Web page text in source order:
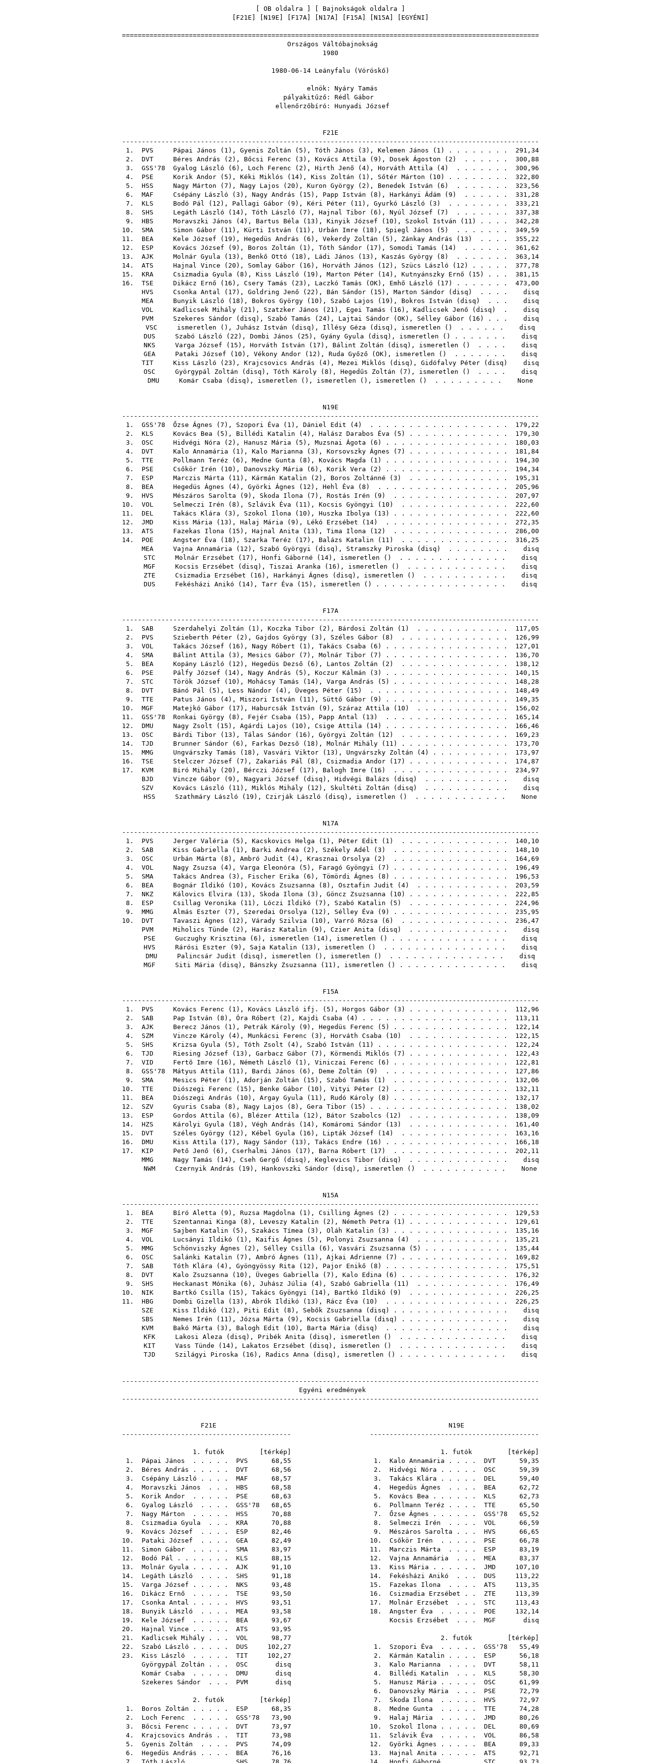
OB oldalra Bajnokságok oldalra
F21E N19E F17A N17A F15A N15A EGYÉNI
==========================================================================================================
Országos Váltóbajnokság
1980
1980-06-14 Leányfalu (Vöröskő)
elnök: Nyáry Tamás
pályakitűző: Rédl Gábor
ellenőrzőbíró: Hunyadi József
F21E
----------------------------------------------------------------------------------------------------------
1. PVS Pápai János ( 1 ), Gyenis Zoltán ( 5 ), Tóth János ( 3 ), Kelemen János ( 1 ) . . . . . . . . 291,34
2. DVT Béres András ( 2 ), Bőcsi Ferenc ( 3 ), Kovács Attila ( 9 ), Dosek Ágoston ( 2 ) . . . . . . 300,88
3. GSS'78 Gyalog László ( 6 ), Loch Ferenc ( 2 ), Hirth Jenő ( 4), Horváth Attila ( 4) . . . . . . . 300,96
4. PSE Korik Andor ( 5 ), Kéki Miklós ( 14), Kiss Zoltán ( 1 ), Sőtér Márton ( 10 ) . . . . . . . . 322,80
5. HSS Nagy Márton ( 7 ), Nagy Lajos ( 20 ), Kuron György ( 2 ), Benedek István ( 6 ) . . . . . . . 323,56
6. MAF Csépány László ( 3 ), Nagy András ( 15 ), Papp István ( 8 ), Harkányi Ádám ( 9 ) . . . . . . 331,28
7. KLS Bodó Pál ( 12 ), Pallagi Gábor ( 9 ), Kéri Péter ( 11 ), Gyurkó László ( 3 ) . . . . . . . . 333,21
8. SHS Legáth László ( 14), Tóth László ( 7 ), Hajnal Tibor ( 6 ), Nyúl József ( 7 ) . . . . . . . 337,38
9. HBS Moravszki János ( 4), Bartus Béla ( 13 ), Kinyik József ( 10 ), Szokol István ( 11 ) . . . . 342,28
10. SMA Simon Gábor ( 11 ), Kürti István ( 11 ), Urbán Imre ( 18 ), Spiegl János ( 5 ) . . . . . . . 349,59
11. BEA Kele József ( 19 ), Hegedüs András ( 6 ), Vekerdy Zoltán ( 5 ), Zánkay András ( 13 ) . . . . 355,22
12. ESP Kovács József ( 9 ), Boros Zoltán ( 1 ), Tóth Sándor ( 17 ), Somodi Tamás ( 14) . . . . . . 361,62
13. AJK Molnár Gyula ( 13 ), Benkő Ottó ( 18 ), Ládi János ( 13 ), Kaszás György ( 8 ) . . . . . . . 363,14
14. ATS Hajnal Vince ( 20 ), Somlay Gábor ( 16 ), Horváth János ( 12 ), Szücs László ( 12 ) . . . . . 377,78
15. KRA Csizmadia Gyula ( 8 ), Kiss László ( 19 ), Marton Péter ( 14), Kutnyánszky Ernő ( 15 ) . . . 381,15
16. TSE Dikácz Ernő ( 16 ), Csery Tamás ( 23 ), Laczkó Tamás ( OK), Emhő László ( 17 ) . . . . . . . 473,00
HVS
Csonka Antal ( 17 ), Goldring Jenő ( 22 ), Bán Sándor ( 15 ), Marton Sándor ( disq ) . . . . disq
MEA
Bunyik László ( 18 ), Bokros György ( 10 ), Szabó Lajos ( 19 ), Bokros István ( disq ) . . . disq
VOL
Kadlicsek Mihály ( 21 ), Szatzker János ( 21 ), Egei Tamás ( 16 ), Kadlicsek Jenő ( disq ) . disq
PVM
Szekeres Sándor ( disq ), Szabó Tamás ( 24), Lajtai Sándor ( OK), Sélley Gábor ( 16 ) . . . disq
VSC ismeretlen (), Juhász István ( disq ), Illésy Géza ( disq ), ismeretlen () . . . . . . disq
DUS
Szabó László ( 22 ), Dombi János ( 25 ), Gyány Gyula ( disq ), ismeretlen () . . . . . . . disq
NKS
Varga József ( 15 ), Horváth István ( 17 ), Bálint Zoltán ( disq ), ismeretlen () . . . . disq
GEA
Pataki József ( 10 ), Vékony Andor ( 12 ), Ruda Győző ( OK), ismeretlen () . . . . . . . disq
TIT
Kiss László ( 23 ), Krajcsovics András ( 4), Mezei Miklós ( disq ), Gidófalvy Péter ( disq ) disq
OSC
Györgypál Zoltán ( disq ), Tóth Károly ( 8 ), Hegedűs Zoltán ( 7 ), ismeretlen () . . . . disq
DMU
Komár Csaba ( disq ), ismeretlen (), ismeretlen (), ismeretlen () . . . . . . . . . None
N19E
----------------------------------------------------------------------------------------------------------
1. GSS'78 Őzse Ágnes ( 7 ), Szopori Éva ( 1 ), Dániel Edit ( 4) . . . . . . . . . . . . . . . . . . 179,22
2. KLS Kovács Bea ( 5 ), Billédi Katalin ( 4), Halász Darabos Éva ( 5 ) . . . . . . . . . . . . . 179,30
3. OSC Hidvégi Nóra ( 2 ), Hanusz Mária ( 5 ), Muzsnai Ágota ( 6 ) . . . . . . . . . . . . . . . . 180,03
4. DVT Kalo Annamária ( 1 ), Kalo Marianna ( 3 ), Korsovszky Ágnes ( 7 ) . . . . . . . . . . . . . 181,84
5. TTE Pollmann Teréz ( 6 ), Medne Gunta ( 8 ), Kovács Magda ( 1 ) . . . . . . . . . . . . . . . . 194,30
6. PSE Csőkör Irén ( 10 ), Danovszky Mária ( 6 ), Korik Vera ( 2 ) . . . . . . . . . . . . . . . . 194,34
7. ESP Marczis Márta ( 11 ), Kármán Katalin ( 2 ), Boros Zoltánné ( 3 ) . . . . . . . . . . . . . 195,31
8. BEA Hegedüs Ágnes ( 4), Györki Ágnes ( 12 ), Hehl Éva ( 8 ) . . . . . . . . . . . . . . . . . 205,96
9. HVS Mészáros Sarolta ( 9 ), Skoda Ilona ( 7 ), Rostás Irén ( 9 ) . . . . . . . . . . . . . . . 207,97
10. VOL Selmeczi Irén ( 8 ), Szlávik Éva ( 11 ), Kocsis Gyöngyi ( 10 ) . . . . . . . . . . . . . . 222,60
11. DEL Takács Klára ( 3 ), Szokol Ilona ( 10 ), Huszka Ibolya ( 13 ) . . . . . . . . . . . . . . . 222,60
12. JMD Kiss Mária ( 13 ), Halaj Mária ( 9 ), Lékó Erzsébet ( 14) . . . . . . . . . . . . . . . . 272,35
13. ATS Fazekas Ilona ( 15 ), Hajnal Anita ( 13 ), Tima Ilona ( 12 ) . . . . . . . . . . . . . . . 286,00
14. POE Angster Éva ( 18 ), Szarka Teréz ( 17 ), Balázs Katalin ( 11 ) . . . . . . . . . . . . . . 316,25
MEA
Vajna Annamária ( 12 ), Szabó Györgyi ( disq ), Stramszky Piroska ( disq ) . . . . . . . . disq
STC
Molnár Erzsébet ( 17 ), Honfi Gáborné ( 14), ismeretlen () . . . . . . . . . . . . . . disq
MGF
Kocsis Erzsébet ( disq ), Tiszai Aranka ( 16 ), ismeretlen () . . . . . . . . . . . . . disq
ZTE
Csizmadia Erzsébet ( 16 ), Harkányi Ágnes ( disq ), ismeretlen () . . . . . . . . . . . disq
DUS
Fekésházi Anikó ( 14), Tarr Éva ( 15 ), ismeretlen () . . . . . . . . . . . . . . . . . disq
F17A
----------------------------------------------------------------------------------------------------------
1. SAB Szerdahelyi Zoltán ( 1 ), Koczka Tibor ( 2 ), Bárdosi Zoltán ( 1 ) . . . . . . . . . . . . 117,05
2. PVS Szieberth Péter ( 2 ), Gajdos György ( 3 ), Széles Gábor ( 8 ) . . . . . . . . . . . . . . 126,99
3. VOL Takács József ( 16 ), Nagy Róbert ( 1 ), Takács Csaba ( 6 ) . . . . . . . . . . . . . . . . 127,01
4. SMA Bálint Attila ( 3 ), Mesics Gábor ( 7 ), Molnár Tibor ( 7 ) . . . . . . . . . . . . . . . . 136,70
5. BEA Kopány László ( 12 ), Hegedüs Dezső ( 6 ), Lantos Zoltán ( 2 ) . . . . . . . . . . . . . . 138,12
6. PSE Pálfy József ( 14), Nagy András ( 5 ), Koczur Kálmán ( 3 ) . . . . . . . . . . . . . . . . 140,15
7. STC Török József ( 10 ), Mohácsy Tamás ( 14), Varga András ( 5 ) . . . . . . . . . . . . . . . 148,28
8. DVT Bánó Pál ( 5 ), Less Nándor ( 4), Üveges Péter ( 15 ) . . . . . . . . . . . . . . . . . . 148,49
9. TTE Patus János ( 4), Miszori István ( 11 ), Süttő Gábor ( 9 ) . . . . . . . . . . . . . . . . 149,35
10. MGF Matejkó Gábor ( 17 ), Haburcsák István ( 9 ), Száraz Attila ( 10 ) . . . . . . . . . . . . 156,02
11. GSS'78 Ronkai György ( 8 ), Fejér Csaba ( 15 ), Papp Antal ( 13 ) . . . . . . . . . . . . . . . . 165,14
12. DMU Nagy Zsolt ( 15 ), Agárdi Lajos ( 10 ), Csige Attila ( 14) . . . . . . . . . . . . . . . . 166,46
13. OSC Bárdi Tibor ( 13 ), Tálas Sándor ( 16 ), Györgyi Zoltán ( 12 ) . . . . . . . . . . . . . . 169,23
14. TJD Brunner Sándor ( 6 ), Farkas Dezső ( 18 ), Molnár Mihály ( 11 ) . . . . . . . . . . . . . . 173,70
15. MMG Ungvárszky Tamás ( 18 ), Vasvári Viktor ( 13 ), Ungvárszky Zoltán ( 4) . . . . . . . . . . 173,97
16. TSE Stelczer József ( 7 ), Zakariás Pál ( 8 ), Csizmadia Andor ( 17 ) . . . . . . . . . . . . . 174,87
17. KVM Biró Mihály ( 20 ), Bérczi József ( 17 ), Balogh Imre ( 16 ) . . . . . . . . . . . . . . . 234,97
BJD
Vincze Gábor ( 9 ), Nagyari József ( disq ), Hidvégi Balázs ( disq ) . . . . . . . . . . . disq
SZV
Kovács László ( 11 ), Miklós Mihály ( 12 ), Skultéti Zoltán ( disq ) . . . . . . . . . . . disq
HSS
Szathmáry László ( 19 ), Czirják László ( disq ), ismeretlen () . . . . . . . . . . . . None
N17A
----------------------------------------------------------------------------------------------------------
1. PVS Jerger Valéria ( 5 ), Kacskovics Helga ( 1 ), Péter Edit ( 1 ) . . . . . . . . . . . . . . 140,10
2. SAB Kiss Gabriella ( 1 ), Barki Andrea ( 2 ), Székely Adél ( 3 ) . . . . . . . . . . . . . . . 148,10
3. OSC Urbán Márta ( 8 ), Ambró Judit ( 4), Krasznai Orsolya ( 2 ) . . . . . . . . . . . . . . . 164,69
4. VOL Nagy Zsuzsa ( 4), Varga Eleonóra ( 5 ), Faragó Gyöngyi ( 7 ) . . . . . . . . . . . . . . . 196,49
5. SMA Takács Andrea ( 3 ), Fischer Erika ( 6 ), Tömördi Ágnes ( 8 ) . . . . . . . . . . . . . . . 196,53
6. BEA Bognár Ildikó ( 10 ), Kovács Zsuzsanna ( 8 ), Osztafin Judit ( 4) . . . . . . . . . . . . 203,59
7. NKZ Kálovics Elvira ( 13 ), Skoda Ilona ( 3 ), Göncz Zsuzsanna ( 10 ) . . . . . . . . . . . . . 222,85
8. ESP Csillag Veronika ( 11 ), Lóczi Ildikó ( 7 ), Szabó Katalin ( 5 ) . . . . . . . . . . . . . 224,96
9. MMG Almás Eszter ( 7 ), Szeredai Orsolya ( 12 ), Sélley Éva ( 9 ) . . . . . . . . . . . . . . . 235,95
10. DVT Tavaszi Ágnes ( 12 ), Várady Szilvia ( 10 ), Varró Rózsa ( 6 ) . . . . . . . . . . . . . . 236,47
PVM
Miholics Tünde ( 2 ), Harász Katalin ( 9 ), Czier Anita ( disq ) . . . . . . . . . . . . . disq
PSE
Guczughy Krisztina ( 6 ), ismeretlen ( 14), ismeretlen () . . . . . . . . . . . . . . . disq
HVS
Rárósi Eszter ( 9 ), Saja Katalin ( 13 ), ismeretlen () . . . . . . . . . . . . . . . . disq
DMU
Palincsár Judit ( disq ), ismeretlen (), ismeretlen () . . . . . . . . . . . . . . . disq
MGF
Siti Mária ( disq ), Bánszky Zsuzsanna ( 11 ), ismeretlen () . . . . . . . . . . . . . . disq
F15A
----------------------------------------------------------------------------------------------------------
1. PVS Kovács Ferenc ( 1 ), Kovács László ifj. ( 5 ), Horgos Gábor ( 3 ) . . . . . . . . . . . . . 112,96
2. SAB Pap István ( 8 ), Óra Róbert ( 2 ), Kajdi Csaba ( 4) . . . . . . . . . . . . . . . . . . . 113,11
3. AJK Berecz János ( 1 ), Petrák Károly ( 9 ), Hegedüs Ferenc ( 5 ) . . . . . . . . . . . . . . . 122,14
4. SZM Vincze Károly ( 4), Munkácsi Ferenc ( 3 ), Horváth Csaba ( 10 ) . . . . . . . . . . . . . 122,15
5. SHS Krizsa Gyula ( 5 ), Tóth Zsolt ( 4), Szabó István ( 11 ) . . . . . . . . . . . . . . . . . 122,24
6. TJD Riesing József ( 13 ), Garbacz Gábor ( 7 ), Körmendi Miklós ( 7 ) . . . . . . . . . . . . . 122,43
7. VID Fertő Imre ( 16 ), Németh László ( 1 ), Viniczai Ferenc ( 6 ) . . . . . . . . . . . . . . . 122,81
8. GSS'78 Mátyus Attila ( 11 ), Bardi János ( 6 ), Deme Zoltán ( 9 ) . . . . . . . . . . . . . . . . 127,86
9. SMA Mesics Péter ( 1 ), Adorján Zoltán ( 15 ), Szabó Tamás ( 1 ) . . . . . . . . . . . . . . . 132,06
10. TTE Diószegi Ferenc ( 15 ), Benke Gábor ( 10 ), Vityi Péter ( 2 ) . . . . . . . . . . . . . . . 132,11
11. BEA Diószegi András ( 10 ), Argay Gyula ( 11 ), Rudó Károly ( 8 ) . . . . . . . . . . . . . . . 132,17
12. SZV Gyuris Csaba ( 8 ), Nagy Lajos ( 8 ), Gera Tibor ( 15 ) . . . . . . . . . . . . . . . . . . 138,02
13. ESP Gordos Attila ( 6 ), Blézer Attila ( 12 ), Bátor Szabolcs ( 12 ) . . . . . . . . . . . . . 138,09
14. HZS Károlyi Gyula ( 18 ), Végh András ( 14), Komáromi Sándor ( 13 ) . . . . . . . . . . . . . 161,40
15. DVT Széles György ( 12 ), Kébel Gyula ( 16 ), Lipták József ( 14) . . . . . . . . . . . . . . 163,16
16. DMU Kiss Attila ( 17 ), Nagy Sándor ( 13 ), Takács Endre ( 16 ) . . . . . . . . . . . . . . . . 166,18
17. KIP Pető Jenő ( 6 ), Cserhalmi János ( 17 ), Barna Róbert ( 17 ) . . . . . . . . . . . . . . . 202,11
MMG
Nagy Tamás ( 14), Cseh Gergő ( disq ), Keglevics Tibor ( disq ) . . . . . . . . . . . . . disq
NWM
Czernyik András ( 19 ), Hankovszki Sándor ( disq ), ismeretlen () . . . . . . . . . . . None
N15A
----------------------------------------------------------------------------------------------------------
1. BEA Bíró Aletta ( 9 ), Ruzsa Magdolna ( 1 ), Csilling Ágnes ( 2 ) . . . . . . . . . . . . . . . 129,53
2. TTE Szentannai Kinga ( 8 ), Leveszy Katalin ( 2 ), Németh Petra ( 1 ) . . . . . . . . . . . . . 129,61
3. MGF Sajben Katalin ( 5 ), Szakács Tímea ( 3 ), Oláh Katalin ( 3 ) . . . . . . . . . . . . . . . 135,16
4. VOL Lucsányi Ildikó ( 1 ), Kaifis Ágnes ( 5 ), Polonyi Zsuzsanna ( 4) . . . . . . . . . . . . 135,21
5. MMG Schönviszky Ágnes ( 2 ), Sélley Csilla ( 6 ), Vasvári Zsuzsanna ( 5 ) . . . . . . . . . . . 135,44
6. OSC Salánki Katalin ( 7 ), Ambró Ágnes ( 11 ), Ajkai Adrienne ( 7 ) . . . . . . . . . . . . . . 169,82
7. SAB Tóth Klára ( 4), Gyöngyössy Rita ( 12 ), Pajor Enikő ( 8 ) . . . . . . . . . . . . . . . . 175,51
8. DVT Kalo Zsuzsanna ( 10 ), Üveges Gabriella ( 7 ), Kalo Edina ( 6 ) . . . . . . . . . . . . . . 176,32
9. SHS Heckanast Mónika ( 6 ), Juhász Júlia ( 4), Szabó Gabriella ( 11 ) . . . . . . . . . . . . 176,49
10. NIK Bartkó Csilla ( 15 ), Takács Gyöngyi ( 14), Bartkó Ildikó ( 9 ) . . . . . . . . . . . . . 226,25
11. HBG Dombi Gizella ( 13 ), Abrók Ildikó ( 13 ), Rácz Éva ( 10 ) . . . . . . . . . . . . . . . . 226,25
SZE
Kiss Ildikó ( 12 ), Piti Edit ( 8 ), Sebők Zsuzsanna ( disq ) . . . . . . . . . . . . . . . disq
SBS
Nemes Irén ( 11 ), Józsa Márta ( 9 ), Kocsis Gabriella ( disq ) . . . . . . . . . . . . . . disq
KVM
Bakó Márta ( 3 ), Balogh Edit ( 10 ), Barta Mária ( disq ) . . . . . . . . . . . . . . . . disq
KFK
Lakosi Aleza ( disq ), Pribék Anita ( disq ), ismeretlen () . . . . . . . . . . . . . . disq
KIT
Vass Tünde ( 14), Lakatos Erzsébet ( disq ), ismeretlen () . . . . . . . . . . . . . . disq
TJD
Szilágyi Piroska ( 16 ), Radics Anna ( disq ), ismeretlen () . . . . . . . . . . . . . . disq
----------------------------------------------------------------------------------------------------------
Egyéni eredmények
----------------------------------------------------------------------------------------------------------
F21E N19E
------------------------------------------- -------------------------------------------
1. futók [ térkép 1. futók [ térkép
1. Pápai János . . . . . PVS 68,55 1. Kalo Annamária . . . . DVT 59,35
2. Béres András . . . . . DVT 68,56 2. Hidvégi Nóra . . . . . OSC 59,39
3. Csépány László . . . . MAF 68,57 3. Takács Klára . . . . . DEL 59,40
4. Moravszki János . . . HBS 68,58 4. Hegedüs Ágnes . . . . BEA 62,72
5. Korik Andor . . . . . PSE 68,63 5. Kovács Bea . . . . . . KLS 62,73
6. Gyalog László . . . . GSS'78 68,65 6. Pollmann Teréz . . . . TTE 65,50
7. Nagy Márton . . . . . HSS 70,88 7. Őzse Ágnes . . . . . . GSS'78 65,52
8. Csizmadia Gyula . . . KRA 70,88 8. Selmeczi Irén . . . . VOL 66,59
9. Kovács József . . . . ESP 82,46 9. Mészáros Sarolta . . . HVS 66,65
10. Pataki József . . . . GEA 82,49 10. Csőkör Irén . . . . . PSE 66,78
11. Simon Gábor . . . . . SMA 83,97 11. Marczis Márta . . . . ESP 83,19
12. Bodó Pál . . . . . . . KLS 88,15 12. Vajna Annamária . . . MEA 83,37
13. Molnár Gyula . . . . . AJK 91,10 13. Kiss Mária . . . . . . JMD 107,10
14. Legáth László . . . . SHS 91,18 14. Fekésházi Anikó . . . DUS 113,22
15. Varga József . . . . . NKS 93,48 15. Fazekas Ilona . . . . ATS 113,35
16. Dikácz Ernő . . . . . TSE 93,50 16. Csizmadia Erzsébet . . ZTE 113,39
17. Csonka Antal . . . . . HVS 93,51 17. Molnár Erzsébet . . . STC 113,43
18. Bunyik László . . . . MEA 93,58 18. Angster Éva . . . . . POE 132,14
19. Kele József . . . . . BEA 93,67 Kocsis Erzsébet . . . MGF disq
20. Hajnal Vince . . . . . ATS 93,95
21. Kadlicsek Mihály . . . VOL 98,77 2. futók [ térkép
22. Szabó László . . . . . DUS 102,27 1. Szopori Éva . . . . . GSS'78 55,49
23. Kiss László . . . . . TIT 102,27 2. Kármán Katalin . . . . ESP 56,18
Györgypál Zoltán . . . OSC disq 3. Kalo Marianna . . . . DVT 58,11
Komár Csaba . . . . . DMU disq 4. Billédi Katalin . . . KLS 58,30
Szekeres Sándor . . . PVM disq 5. Hanusz Mária . . . . . OSC 61,99
6. Danovszky Mária . . . PSE 72,79
2. futók [ térkép ] 7. Skoda Ilona . . . . . HVS 72,97
1. Boros Zoltán . . . . . ESP 68,35 8. Medne Gunta . . . . . TTE 74,28
2. Loch Ferenc . . . . . GSS'78 73,90 9. Halaj Mária . . . . . JMD 80,26
3. Bőcsi Ferenc . . . . . DVT 73,97 10. Szokol Ilona . . . . . DEL 80,69
4. Krajcsovics András . . TIT 73,98 11. Szlávik Éva . . . . . VOL 86,58
5. Gyenis Zoltán . . . . PVS 74,09 12. Györki Ágnes . . . . . BEA 89,33
6. Hegedüs András . . . . BEA 76,16 13. Hajnal Anita . . . . . ATS 92,71